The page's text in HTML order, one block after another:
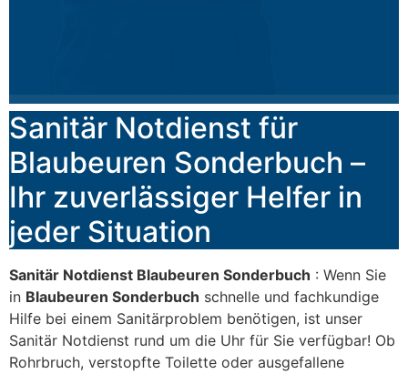
Sanitär Notdienst für
Blaubeuren Sonderbuch –
Ihr zuverlässiger Helfer in
jeder Situation
Sanitär Notdienst Blaubeuren Sonderbuch : Wenn Sie
in Blaubeuren Sonderbuch schnelle und fachkundige
Hilfe bei einem Sanitärproblem benötigen, ist unser
Sanitär Notdienst rund um die Uhr für Sie verfügbar! Ob
Rohrbruch, verstopfte Toilette oder ausgefallene